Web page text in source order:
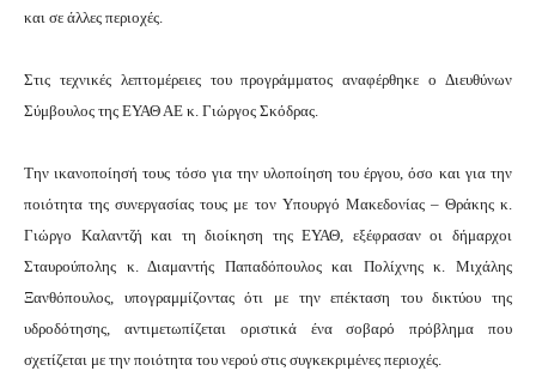
και σε άλλες περιοχές.
Στις τεχνικές λεπτομέρειες του προγράμματος αναφέρθηκε ο Διευθύνων
Σύμβουλος της ΕΥΑΘ ΑΕ κ. Γιώργος Σκόδρας.
Την ικανοποίησή τους τόσο για την υλοποίηση του έργου, όσο και για την
ποιότητα της συνεργασίας τους με τον Υπουργό Μακεδονίας – Θράκης κ.
Γιώργο Καλαντζή και τη διοίκηση της ΕΥΑΘ, εξέφρασαν οι δήμαρχοι
Σταυρούπολης κ. Διαμαντής Παπαδόπουλος και Πολίχνης κ. Μιχάλης
Ξανθόπουλος, υπογραμμίζοντας ότι με την επέκταση του δικτύου της
υδροδότησης, αντιμετωπίζεται οριστικά ένα σοβαρό πρόβλημα που
σχετίζεται με την ποιότητα του νερού στις συγκεκριμένες περιοχές.